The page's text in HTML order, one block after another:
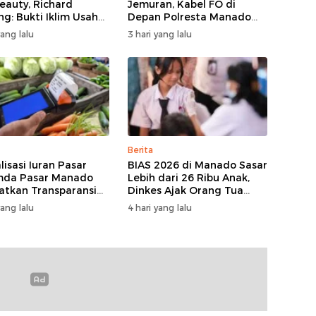
Richard
Bukti Iklim Usaha
Terus
lalu
Jemuran, Kabel FO di
Depan Polresta Manado
Ditata
3 hari yang lalu
Iuran Pasar
Pasar Manado
Transparansi
Kelola Keuangan
lalu
Berita
BIAS 2026 di Manado Sasar
Lebih dari 26 Ribu Anak,
Dinkes Ajak Orang Tua
Dukung Imunisasi
4 hari yang lalu